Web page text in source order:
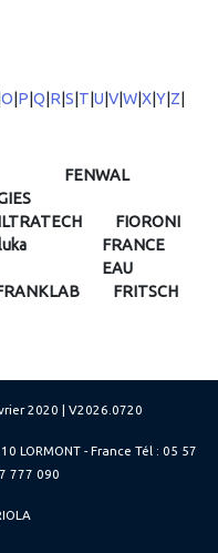
O P Q R S T U V W X Y Z
FENWAL
FIORONI
FRANCE
EAU
FRITSCH
2020 | V2026.0720
LORMONT - France Tél : 05 57
777 090